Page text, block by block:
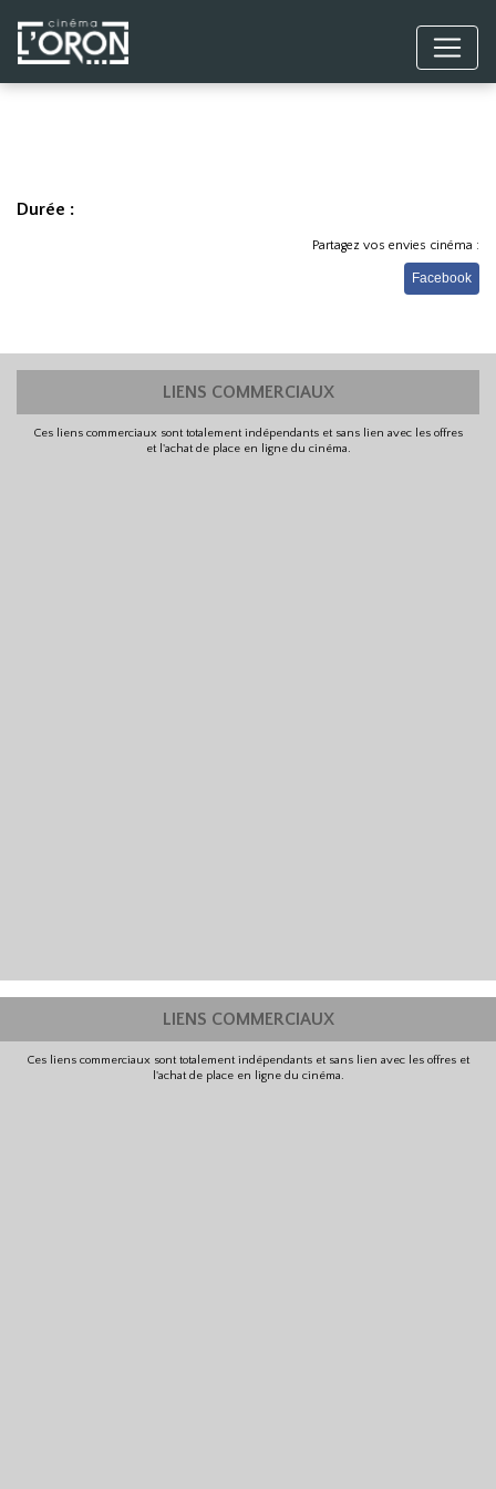
Durée :
Partagez vos envies cinéma :
Facebook
LIENS COMMERCIAUX
Ces liens commerciaux sont totalement indépendants et sans lien avec les offres
et l'achat de place en ligne du cinéma.
LIENS COMMERCIAUX
Ces liens commerciaux sont totalement indépendants et sans lien avec les offres et
l'achat de place en ligne du cinéma.